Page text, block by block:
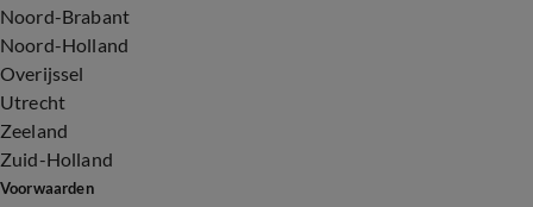
Noord-Brabant
Noord-Holland
Overijssel
Utrecht
Zeeland
Zuid-Holland
Voorwaarden